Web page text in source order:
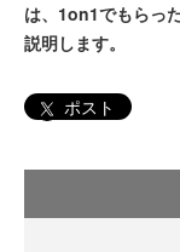
は、1on1でもらっ
説明します。
ポスト